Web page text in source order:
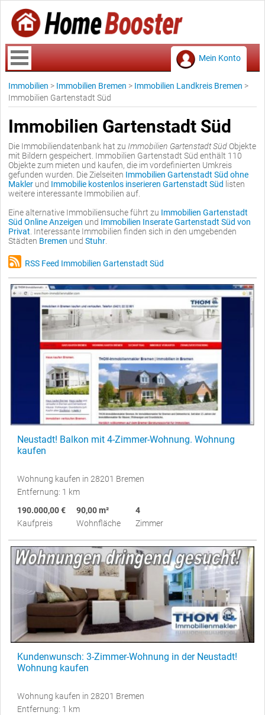
Mein Konto
Immobilien > Immobilien Bremen > Immobilien Landkreis Bremen >
Immobilien Gartenstadt Süd
Immobilien Gartenstadt Süd
Die Immobiliendatenbank hat zu Immobilien Gartenstadt Süd Objekte
mit Bildern gespeichert. Immobilien Gartenstadt Süd enthält 110
Objekte zum mieten und kaufen, die im vordefinierten Umkreis
gefunden wurden. Die Zielseiten Immobilien Gartenstadt Süd ohne
Makler und Immobilie kostenlos inserieren Gartenstadt Süd listen
weitere interessante Immobilien auf.
Eine alternative Immobiliensuche führt zu Immobilien Gartenstadt
Süd Online Anzeigen und Immobilien Inserate Gartenstadt Süd von
Privat . Interessante Immobilien finden sich in den umgebenden
Städten Bremen und Stuhr
RSS Feed Immobilien Gartenstadt Süd
Neustadt! Balkon mit 4-Zimmer-Wohnung. Wohnung
kaufen
Wohnung kaufen in 28201 Bremen
Entfernung: 1 km
190.000,00 €
Kaufpreis
90,00 m²
Wohnfläche
4
Zimmer
Kundenwunsch: 3-Zimmer-Wohnung in der Neustadt!
Wohnung kaufen
Wohnung kaufen in 28201 Bremen
Entfernung: 1 km